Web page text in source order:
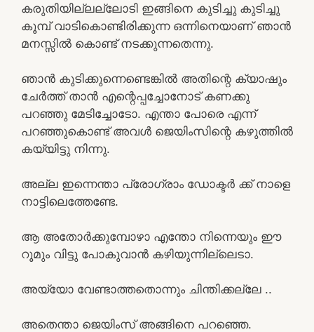
കരുതിയില്ലല്ലോടി ഇങ്ങിനെ കുടിച്ചു കുടിച്ചു
കൂമ്പ് വാടികൊണ്ടിരിക്കുന്ന ഒന്നിനെയാണ് ഞാൻ
മനസ്സിൽ കൊണ്ട് നടക്കുന്നതെന്നു.
ഞാൻ കുടിക്കുന്നെണ്ടെങ്കിൽ അതിന്റെ ക്യാഷും
ചേർത്ത് താൻ എന്റെപ്പച്ചോനോട് കണക്കു
പറഞ്ഞു മേടിച്ചോടോ. എന്താ പോരെ എന്ന്
പറഞ്ഞുകൊണ്ട് അവൾ ജെയിംസിന്റെ കഴുത്തിൽ
കയ്യിട്ടു നിന്നു.
അല്ല ഇന്നെന്താ പ്രോഗ്രാം ഡോക്ടർ ക്ക് നാളെ
നാട്ടിലെത്തേണ്ടേ.
ആ അതോർക്കുമ്പോഴാ എന്തോ നിന്നെയും ഈ
റൂമും വിട്ടു പോകുവാൻ കഴിയുന്നില്ലെടാ.
അയ്യോ വേണ്ടാത്തതൊന്നും ചിന്തിക്കല്ലേ ..
അതെന്താ ജെയിംസ് അങ്ങിനെ പറഞ്ഞെ.